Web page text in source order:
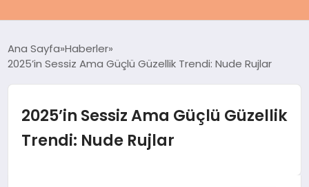
SAĞLIK
MAGAZIN
Ana Sayfa Haberler
2025’in Sessiz Ama Güçlü Güzellik Trendi: Nude Rujlar
2025’in Sessiz Ama Güçlü Güzellik
Trendi: Nude Rujlar